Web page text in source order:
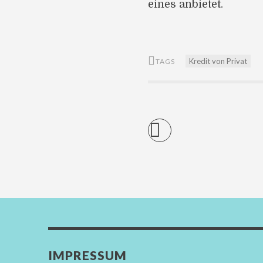
eines anbietet.
TAGS Kredit von Privat
IMPRESSUM